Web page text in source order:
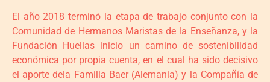
El año 2018 terminó la etapa de trabajo conjunto con la
Comunidad de Hermanos Maristas de la Enseñanza, y la
Fundación Huellas inicio un camino de sostenibilidad
económica por propia cuenta, en el cual ha sido decisivo
el aporte dela Familia Baer (Alemania) y la Compañía de